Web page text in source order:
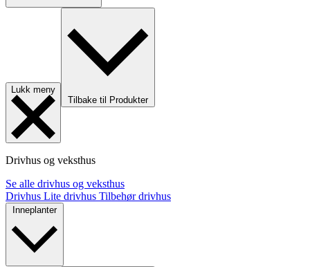
Lukk meny
Tilbake til Produkter
Drivhus og veksthus
Se alle drivhus og veksthus
Drivhus Lite drivhus Tilbehør drivhus
Inneplanter